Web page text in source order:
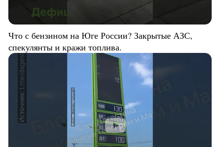
Что с бензином на Юге России? Закрытые АЗС,
спекулянты и кражи топлива.